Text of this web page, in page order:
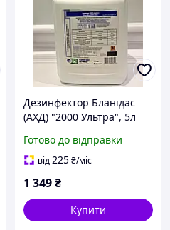
Дезинфектор Бланідас
(АХД) "2000 Ультра", 5л
Готово до відправки
від225₴/міс
1 349₴
Купити